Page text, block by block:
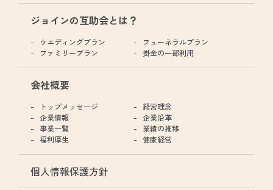
ジョインの互助会とは？
ウエディングプラン
フューネラルプラン
ファミリープラン
掛金の一部利用
会社概要
トップメッセージ
経営理念
企業情報
企業沿革
事業一覧
業績の推移
福利厚生
健康経営
個人情報保護方針